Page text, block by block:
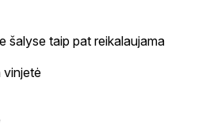
šalyse taip pat reikalaujama
vinjetė